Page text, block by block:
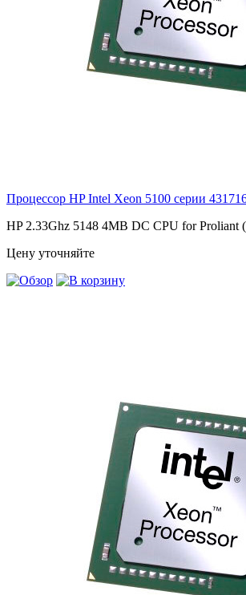
Процессор HP Intel Xeon 5100 серии
HP 2.33Ghz 5148 4MB DC CPU for Proliant
Цену уточняйте